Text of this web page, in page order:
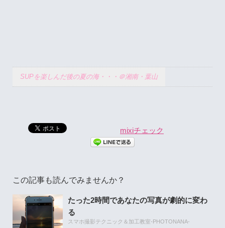
SUPを楽しんだ後の夏の海・・・＠湘南・葉山
mixiチェック
この記事も読んでみませんか？
たった2時間であなたの写真が劇的に変わ
る
スマホ撮影テクニック＆加工教室-PHOTONANA-